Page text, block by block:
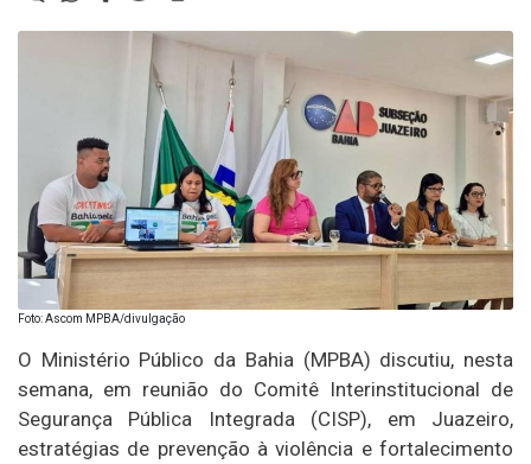
Foto: Ascom MPBA/divulgação
O Ministério Público da Bahia (MPBA) discutiu, nesta
semana, em reunião do Comitê Interinstitucional de
Segurança Pública Integrada (CISP), em Juazeiro,
estratégias de prevenção à violência e fortalecimento